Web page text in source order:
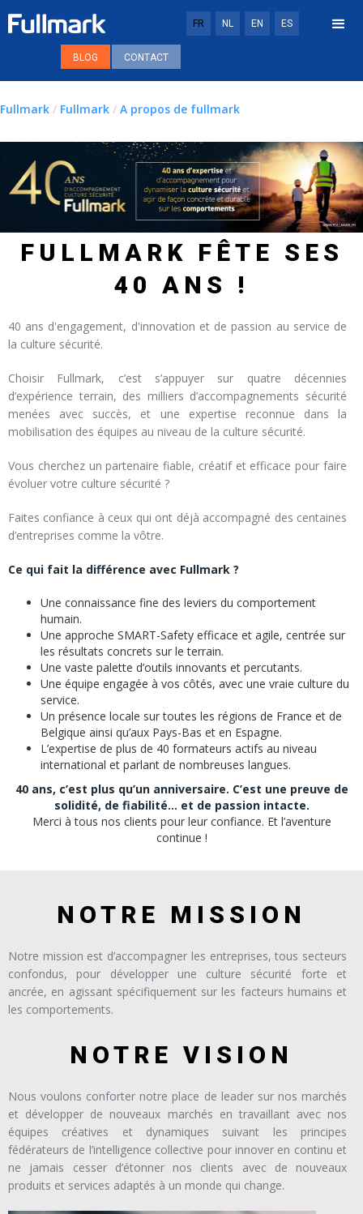
FR NL EN ES
BLOG CONTACT
Fullmark / Fullmark / A propos de fullmark
FULLMARK FÊTE SES
40 ANS !
40 ans d'engagement, d'innovation et de passion au service de
la culture sécurité.
Choisir Fullmark, c’est s’appuyer sur quatre décennies
d’expérience terrain, des milliers d’accompagnements sécurité
menées avec succès, et une expertise reconnue dans la
mobilisation des équipes au niveau de la culture sécurité.
Vous cherchez un partenaire fiable, créatif et efficace pour faire
évoluer votre culture sécurité ?
Faites confiance à ceux qui ont déjà accompagné des centaines
d’entreprises comme la vôtre.
Ce qui fait la différence avec Fullmark ?
Une connaissance fine des leviers du comportement
humain.
Une approche SMART-Safety efficace et agile, centrée sur
les résultats concrets sur le terrain.
Une vaste palette d’outils innovants et percutants.
Une équipe engagée à vos côtés, avec une vraie culture du
service.
Un présence locale sur toutes les régions de France et de
Belgique ainsi qu’aux Pays-Bas et en Espagne.
L’expertise de plus de 40 formateurs actifs au niveau
international et parlant de nombreuses langues.
40 ans, c’est plus qu’un anniversaire. C’est une preuve de
solidité, de fiabilité… et de passion intacte.
Merci à tous nos clients pour leur confiance. Et l’aventure
continue !
NOTRE MISSION
Notre mission est d’accompagner les entreprises, tous secteurs
confondus, pour développer une culture sécurité forte et
ancrée, en agissant spécifiquement sur les facteurs humains et
les comportements.
NOTRE VISION
Nous voulons conforter notre place de leader sur nos marchés
et développer de nouveaux marchés en travaillant avec nos
équipes créatives et dynamiques suivant les principes
fédérateurs de l’intelligence collective pour innover en continu et
ne jamais cesser d’étonner nos clients avec de nouveaux
produits et services adaptés à un monde qui change.